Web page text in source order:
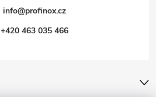
info@profinox.cz
+420 463 035 466